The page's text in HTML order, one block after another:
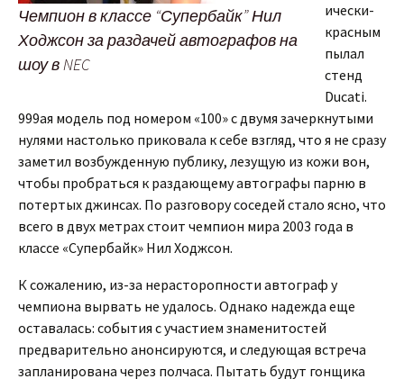
Чемпион в классе “Супербайк” Нил
Ходжсон за раздачей автографов на
шоу в NEC
ически-
красным
пылал
стенд
Ducati.
999ая модель под номером «100» с двумя зачеркнутыми
нулями настолько приковала к себе взгляд, что я не сразу
заметил возбужденную публику, лезущую из кожи вон,
чтобы пробраться к раздающему автографы парню в
потертых джинсах. По разговору соседей стало ясно, что
всего в двух метрах стоит чемпион мира 2003 года в
классе «Супербайк» Нил Ходжсон.
К сожалению, из-за нерасторопности автограф у
чемпиона вырвать не удалось. Однако надежда еще
оставалась: события с участием знаменитостей
предварительно анонсируются, и следующая встреча
запланирована через полчаса. Пытать будут гонщика